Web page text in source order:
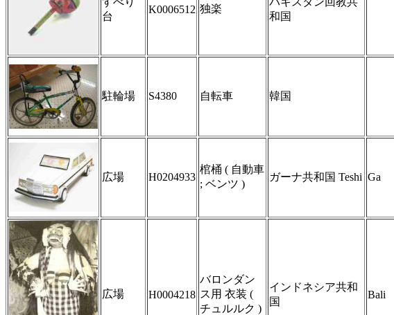
台
K0006512 独楽
和国
駐輪場 S4380 自転車 韓国
広場 H0204933
棺桶 ( 自動車
; ベンツ )
ガーナ共和国 Teshi Ga
広場 H0004218
バロンダン
ス用 衣装 (
チュルルク )
インドネシア共和
国
Bali